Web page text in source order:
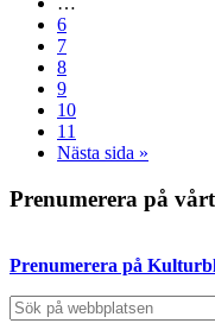
sidor
utelämnas
Sida
6
Sida
7
Sida
8
Sida
9
Sida
10
Sida
11
Go
Nästa sida »
Primärt
Prenumerera på
Prenumerera på
Sök
på